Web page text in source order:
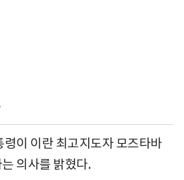
이 이란 최고지도자 모즈타바
의사를 밝혔다.